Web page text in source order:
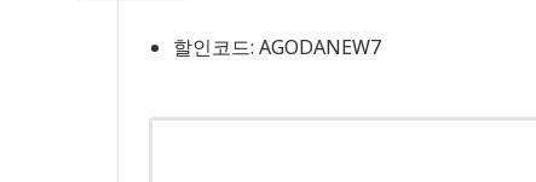
할인코드: AGODANEW7